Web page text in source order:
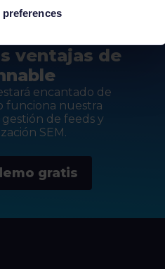
preferences
ventajas de
encantado de
funciona nuestra
de feeds y
SEM.
gratis